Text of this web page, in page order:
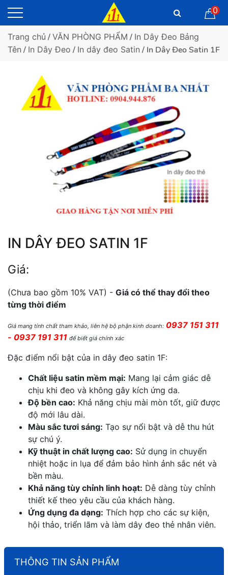
0
Trang chủ / VĂN PHÒNG PHẨM / In Dây Đeo Bảng
Tên / In Dây Đeo / In dây đeo Satin / In Dây Đeo Satin 1F
IN DÂY ĐEO SATIN 1F
Giá:
(Chưa bao gồm 10% VAT) - Giá có thể thay đổi theo
từng thời điểm
Giá mang tính chất tham khảo, liên hệ bộ phận kinh doanh: 0937 151 311
- 0937 191 311 để biết giá chính xác
Đặc điểm nổi bật của in dây đeo satin 1F:
Chất liệu satin mềm mại: Mang lại cảm giác dễ
chịu khi đeo và không gây kích ứng da.
Độ bền cao: Khả năng chịu mài mòn tốt, giữ được
độ mới lâu dài.
Màu sắc tươi sáng: Tạo sự nổi bật và dễ thu hút
sự chú ý.
Kỹ thuật in chất lượng cao: Sử dụng in chuyển
nhiệt hoặc in lụa để đảm bảo hình ảnh sắc nét và
bền màu.
Khả năng tùy chỉnh linh hoạt: Dễ dàng tùy chỉnh
thiết kế theo yêu cầu của khách hàng.
Ứng dụng đa dạng: Thích hợp cho các sự kiện,
hội thảo, triển lãm và làm dây đeo thẻ nhân viên.
THÔNG TIN SẢN PHẨM